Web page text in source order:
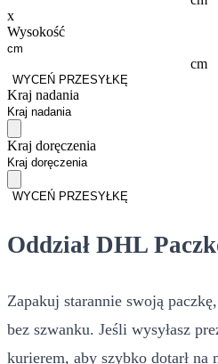
x
Wysokość
cm
WYCEŃ PRZESYŁKĘ
Kraj nadania
Kraj doręczenia
WYCEŃ PRZESYŁKĘ
Oddział DHL
Zapakuj starannie swoją
bez szwanku. Jeśli wysyłasz
kurierem, aby szybko dotarł na